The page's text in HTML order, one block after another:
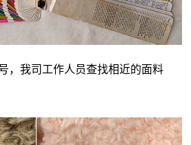
，我司工作人员查找相近的面料